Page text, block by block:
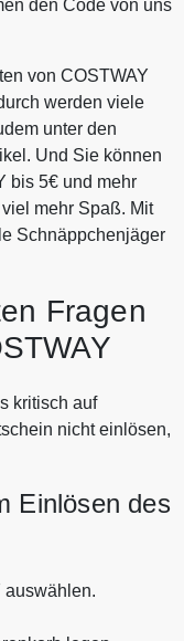
den Code von uns
von COSTWAY
werden viele
unter den
Und Sie können
bis 5€ und mehr
mehr Spaß. Mit
Schnäppchenjäger
Fragen
kritisch auf
nicht einlösen,
Einlösen des
auswählen.